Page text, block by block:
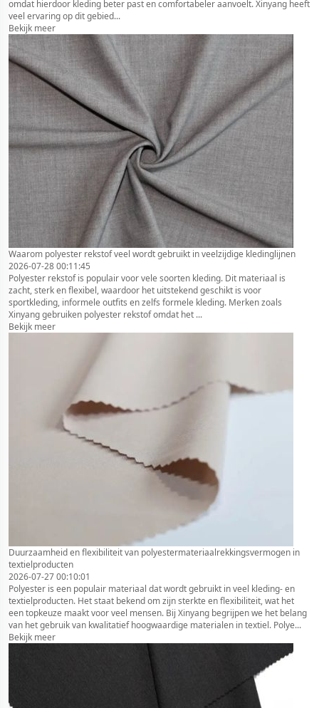
omdat hierdoor kleding beter past en comfortabeler aanvoelt. Xinyang heeft
veel ervaring op dit gebied...
Bekijk meer
Waarom polyester rekstof veel wordt gebruikt in veelzijdige kledinglijnen
2026-07-28 00:11:45
Polyester rekstof is populair voor vele soorten kleding. Dit materiaal is
zacht, sterk en flexibel, waardoor het uitstekend geschikt is voor
sportkleding, informele outfits en zelfs formele kleding. Merken zoals
Xinyang gebruiken polyester rekstof omdat het ...
Bekijk meer
Duurzaamheid en flexibiliteit van polyestermateriaalrekkingsvermogen in
textielproducten
2026-07-27 00:10:01
Polyester is een populair materiaal dat wordt gebruikt in veel kleding- en
textielproducten. Het staat bekend om zijn sterkte en flexibiliteit, wat het
een topkeuze maakt voor veel mensen. Bij Xinyang begrijpen we het belang
van het gebruik van kwalitatief hoogwaardige materialen in textiel. Polye...
Bekijk meer